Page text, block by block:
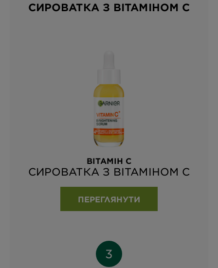
СИРОВАТКА З ВІТАМІНОМ С
ВІТАМІН С
СИРОВАТКА З ВІТАМІНОМ С
ПЕРЕГЛЯНУТИ